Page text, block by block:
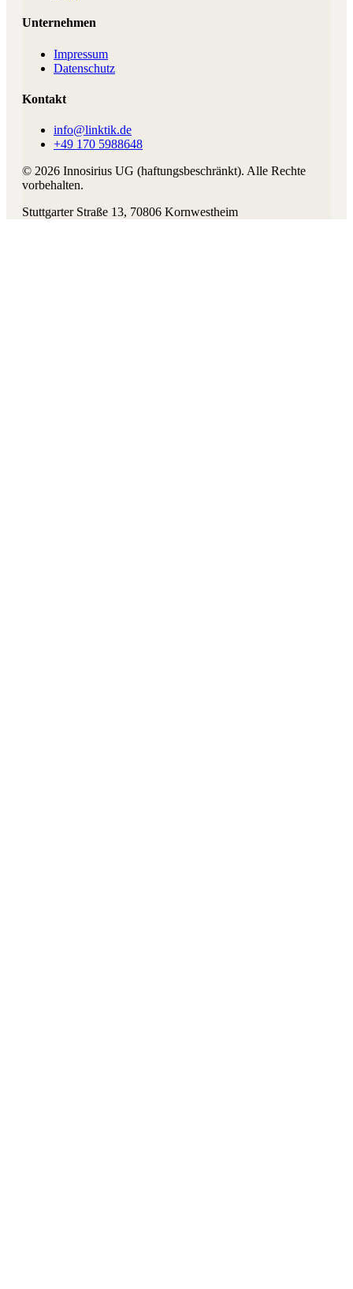
Unternehmen
Impressum
Datenschutz
Kontakt
info@linktik.de
+49 170 5988648
© 2026 Innosirius UG (haftungsbeschränkt). Alle Rechte
vorbehalten.
Stuttgarter Straße 13, 70806 Kornwestheim